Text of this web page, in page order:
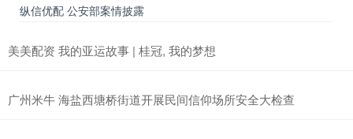
纵信优配 公安部案情披露
美美配资 我的亚运故事 | 桂冠, 我的梦想
广州米牛 海盐西塘桥街道开展民间信仰场所安全大检查